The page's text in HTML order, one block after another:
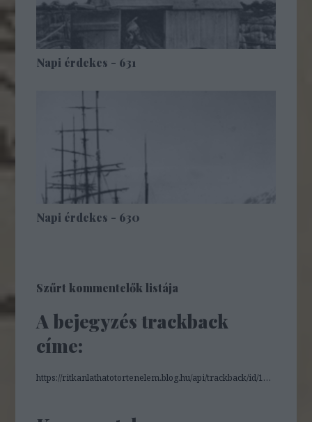
Napi érdekes - 631
Napi érdekes - 630
Szűrt kommentelők listája
A bejegyzés trackback
címe:
https://ritkanlathatotortenelem.blog.hu/api/trackback/id/16243396